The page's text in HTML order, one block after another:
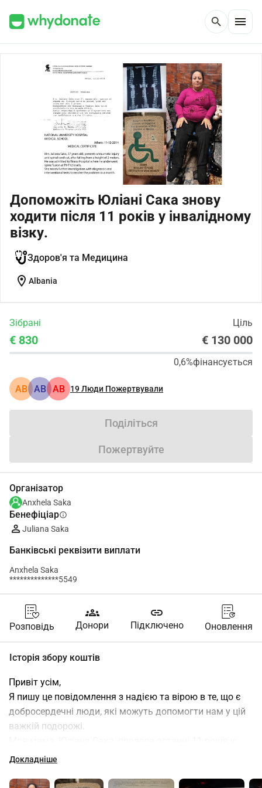
search menu
Допоможіть Юліані Сака знову
ходити після 11 років у інвалідному
візку.
Здоров'я та Медицина
location_on Albania
Зібрані Ціль
€ 830 € 130 000
0,6%фінансується
АВ АВ АВ 19Люди Пожертвували
Поділіться
Пожертвуйте
Організатор
Anxhela Saka
Бенефіціарinfo
Juliana Saka
Банківські реквізити виплати
Anxhela Saka
**************5549
Розповідь
groups
Донори
link
Підключено Оновлення
Історія збору коштів
Привіт усім,
Я пишу це повідомлення з надією та вірою в те, що є
добросердечні люди, які можуть допомогти нам у цій
важкій подорожі.
інвалідному візку після важкої аварії, яка пошкодила її
років. З того дня їй не дали жодної надії на те, що вона
Докладніше